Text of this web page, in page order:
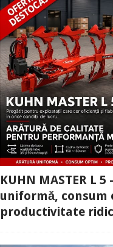
KUHN MASTER L
uniformă, consum
productivitate